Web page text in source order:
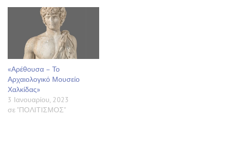
«Αρέθουσα – Το
Αρχαιολογικό Μουσείο
Χαλκίδας»
3 Ιανουαρίου, 2023
σε "ΠΟΛΙΤΙΣΜΟΣ"